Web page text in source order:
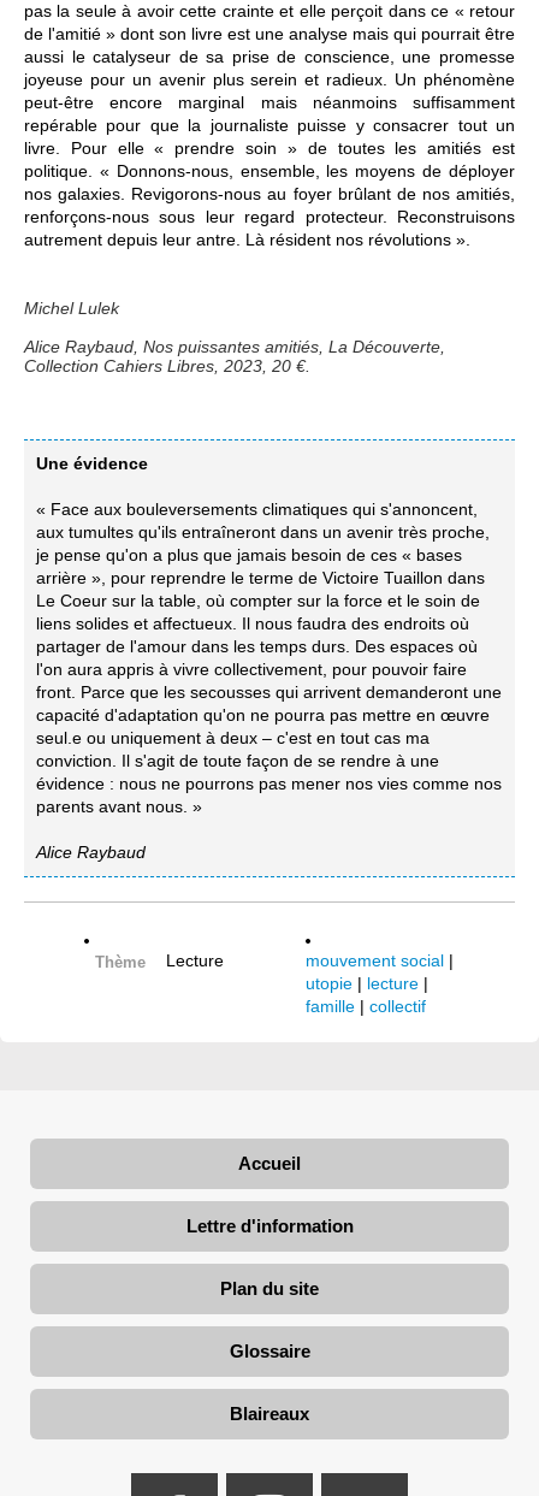
pas la seule à avoir cette crainte et elle perçoit dans ce « retour
de l'amitié » dont son livre est une analyse mais qui pourrait être
aussi le catalyseur de sa prise de conscience, une promesse
joyeuse pour un avenir plus serein et radieux. Un phénomène
peut-être encore marginal mais néanmoins suffisamment
repérable pour que la journaliste puisse y consacrer tout un
livre. Pour elle « prendre soin » de toutes les amitiés est
politique. « Donnons-nous, ensemble, les moyens de déployer
nos galaxies. Revigorons-nous au foyer brûlant de nos amitiés,
renforçons-nous sous leur regard protecteur. Reconstruisons
autrement depuis leur antre. Là résident nos révolutions ».
Michel Lulek
Alice Raybaud, Nos puissantes amitiés, La Découverte,
Collection Cahiers Libres, 2023, 20 €.
Une évidence
« Face aux bouleversements climatiques qui s'annoncent,
aux tumultes qu'ils entraîneront dans un avenir très proche,
je pense qu'on a plus que jamais besoin de ces « bases
arrière », pour reprendre le terme de Victoire Tuaillon dans
Le Coeur sur la table, où compter sur la force et le soin de
liens solides et affectueux. Il nous faudra des endroits où
partager de l'amour dans les temps durs. Des espaces où
l'on aura appris à vivre collectivement, pour pouvoir faire
front. Parce que les secousses qui arrivent demanderont une
capacité d'adaptation qu'on ne pourra pas mettre en œuvre
seul.e ou uniquement à deux – c'est en tout cas ma
conviction. Il s'agit de toute façon de se rendre à une
évidence : nous ne pourrons pas mener nos vies comme nos
parents avant nous. »
Alice Raybaud
Thème Lecture mouvement social |
utopie | lecture |
famille | collectif
Accueil
Lettre d'information
Plan du site
Glossaire
Blaireaux